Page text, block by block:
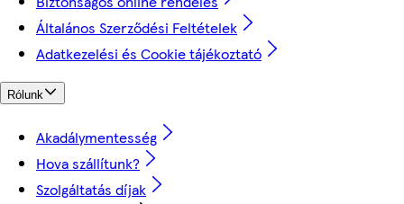
Általános Szerződési Feltételek
Adatkezelési és Cookie tájékoztató
Rólunk
Akadálymentesség
Hova szállítunk?
Szolgáltatás díjak